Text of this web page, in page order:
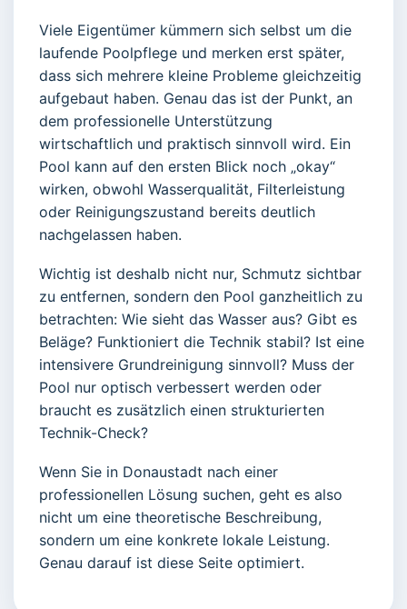
Viele Eigentümer kümmern sich selbst um die
laufende Poolpflege und merken erst später,
dass sich mehrere kleine Probleme gleichzeitig
aufgebaut haben. Genau das ist der Punkt, an
dem professionelle Unterstützung
wirtschaftlich und praktisch sinnvoll wird. Ein
Pool kann auf den ersten Blick noch „okay“
wirken, obwohl Wasserqualität, Filterleistung
oder Reinigungszustand bereits deutlich
nachgelassen haben.
Wichtig ist deshalb nicht nur, Schmutz sichtbar
zu entfernen, sondern den Pool ganzheitlich zu
betrachten: Wie sieht das Wasser aus? Gibt es
Beläge? Funktioniert die Technik stabil? Ist eine
intensivere Grundreinigung sinnvoll? Muss der
Pool nur optisch verbessert werden oder
braucht es zusätzlich einen strukturierten
Technik-Check?
Wenn Sie in Donaustadt nach einer
professionellen Lösung suchen, geht es also
nicht um eine theoretische Beschreibung,
sondern um eine konkrete lokale Leistung.
Genau darauf ist diese Seite optimiert.